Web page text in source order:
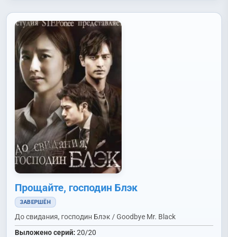
Прощайте, господин Блэк
ЗАВЕРШЁН
До свидания, господин Блэк / Goodbye Mr. Black
Выложено серий: 20/20